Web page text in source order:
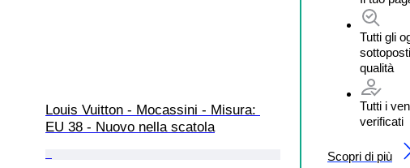
Louis Vuitton - Mocassini - Misura:
EU 38 - Nuovo nella scatola
Tutti gli
qualità
Tutti i
verificati
Scopri di più